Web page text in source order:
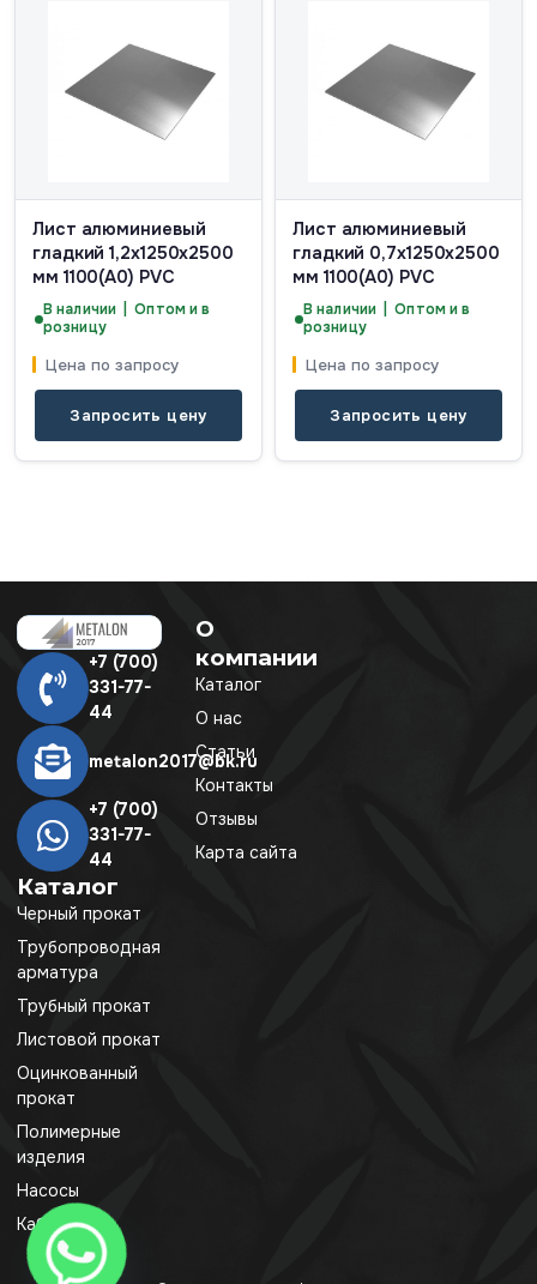
Лист алюминиевый
гладкий 1,2x1250x2500
мм 1100(А0) PVC
В наличии | Оптом и в
розницу
Цена по запросу
Запросить цену
Лист алюминиевый
гладкий 0,7x1250x2500
мм 1100(А0) PVC
В наличии | Оптом и в
розницу
Цена по запросу
Запросить цену
+7 (700)
331-77-
44
metalon2017@bk.ru
+7 (700)
331-77-
44
Каталог
Черный прокат
Трубопроводная
арматура
Трубный прокат
Листовой прокат
Оцинкованный
прокат
Полимерные
изделия
Насосы
Кабель
О
компании
Каталог
О нас
Статьи
Контакты
Отзывы
Карта сайта